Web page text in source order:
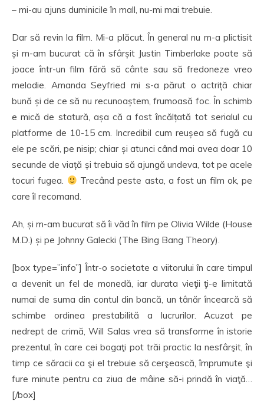
– mi-au ajuns duminicile în mall, nu-mi mai trebuie.
Dar să revin la film. Mi-a plăcut. În general nu m-a plictisit
și m-am bucurat că în sfârșit Justin Timberlake poate să
joace într-un film fără să cânte sau să fredoneze vreo
melodie. Amanda Seyfried mi s-a părut o actriță chiar
bună și de ce să nu recunoaștem, frumoasă foc. În schimb
e mică de statură, așa că a fost încălțată tot serialul cu
platforme de 10-15 cm. Incredibil cum reușea să fugă cu
ele pe scări, pe nisip; chiar și atunci când mai avea doar 10
secunde de viață și trebuia să ajungă undeva, tot pe acele
tocuri fugea.
Trecând peste asta, a fost un film ok, pe
care îl recomand.
Ah, și m-am bucurat să îi văd în film pe Olivia Wilde (House
M.D.) și pe Johnny Galecki (The Bing Bang Theory).
[box type=”info”] Într-o societate a viitorului în care timpul
a devenit un fel de monedă, iar durata vieţii ţi-e limitată
numai de suma din contul din bancă, un tânăr încearcă să
schimbe ordinea prestabilită a lucrurilor. Acuzat pe
nedrept de crimă, Will Salas vrea să transforme în istorie
prezentul, în care cei bogaţi pot trăi practic la nesfârşit, în
timp ce săracii ca şi el trebuie să cerşească, împrumute şi
fure minute pentru ca ziua de mâine să-i prindă în viaţă…
[/box]